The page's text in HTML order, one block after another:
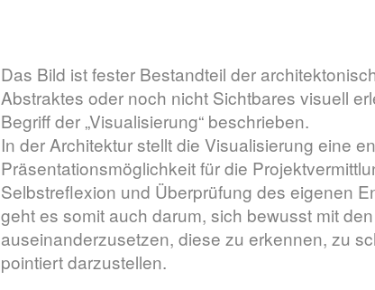
Das Bild ist fester Bestandteil der
Abstraktes oder noch nicht Sichtbares visuell
Begriff der „Visualisierung“ beschrieben.
In der Architektur stellt die Visualisierung eine
Präsentationsmöglichkeit für die
Selbstreflexion und Überprüfung des eigenen
geht es somit auch darum, sich bewusst mit
auseinanderzusetzen, diese zu erkennen, zu
pointiert darzustellen.